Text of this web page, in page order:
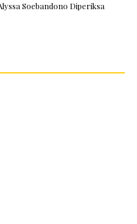
Soebandono Diperiksa